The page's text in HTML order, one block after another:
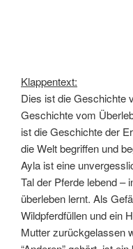
Klappentext:
Dies ist die Geschichte
Geschichte vom
ist die Geschichte der
die Welt begriffen und
Ayla ist eine
Tal der Pferde lebend –
überleben lernt. Als
Wildpferdfüllen und ein
Mutter zurückgelassen